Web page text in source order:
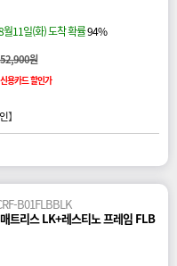
월11일(화) 도착 확률94%
52,900원
신용카드 할인가
】
B01FLBBLK
트리스 LK+레스티노 프레임 FLB